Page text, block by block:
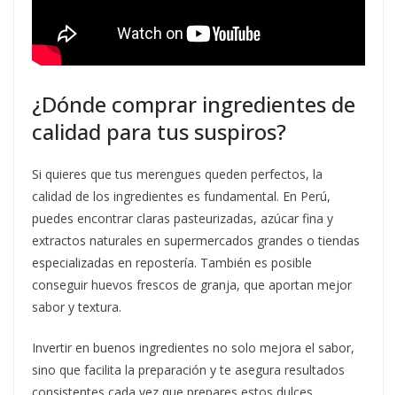
¿Dónde comprar ingredientes de
calidad para tus suspiros?
Si quieres que tus merengues queden perfectos, la
calidad de los ingredientes es fundamental. En Perú,
puedes encontrar claras pasteurizadas, azúcar fina y
extractos naturales en supermercados grandes o tiendas
especializadas en repostería. También es posible
conseguir huevos frescos de granja, que aportan mejor
sabor y textura.
Invertir en buenos ingredientes no solo mejora el sabor,
sino que facilita la preparación y te asegura resultados